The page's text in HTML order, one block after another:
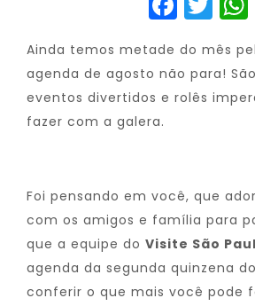
Ainda temos metade do mês
agenda de agosto não para!
eventos divertidos e rolês
fazer com a galera.
Foi pensando em você, que
com os amigos e família para
que a equipe do Visite São
agenda da segunda quinzena
conferir o que mais você pode